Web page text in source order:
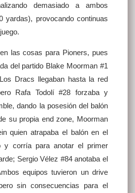
demasiado a ambos
yardas), provocando continuas
las cosas para Pioners, pues
del partido Blake Moorman #1
Dracs llegaban hasta la red
Rafa Todolí #28 forzaba y
dando la posesión del balón
su propia end zone, Moorman
quien atrapaba el balón en el
y corría para anotar el primer
Sergio Vélez #84 anotaba el
equipos tuvieron un drive
sin consecuencias para el